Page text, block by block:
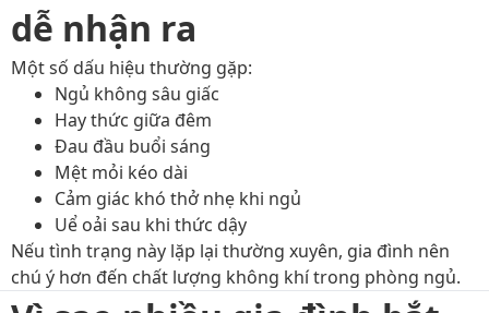
dễ nhận ra
Một số dấu hiệu thường gặp:
Ngủ không sâu giấc
Hay thức giữa đêm
Đau đầu buổi sáng
Mệt mỏi kéo dài
Cảm giác khó thở nhẹ khi ngủ
Uể oải sau khi thức dậy
Nếu tình trạng này lặp lại thường xuyên, gia đình nên
chú ý hơn đến chất lượng không khí trong phòng ngủ.